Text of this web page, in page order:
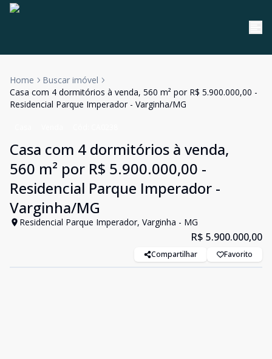
Home
Buscar imóvel
Casa com 4 dormitórios à venda, 560 m² por R$ 5.900.000,00 -
Residencial Parque Imperador - Varginha/MG
Casa com 4 dormitórios à venda,
560 m² por R$ 5.900.000,00 -
Residencial Parque Imperador -
Varginha/MG
Residencial Parque Imperador, Varginha - MG
R$ 5.900.000,00
Compartilhar Favorito